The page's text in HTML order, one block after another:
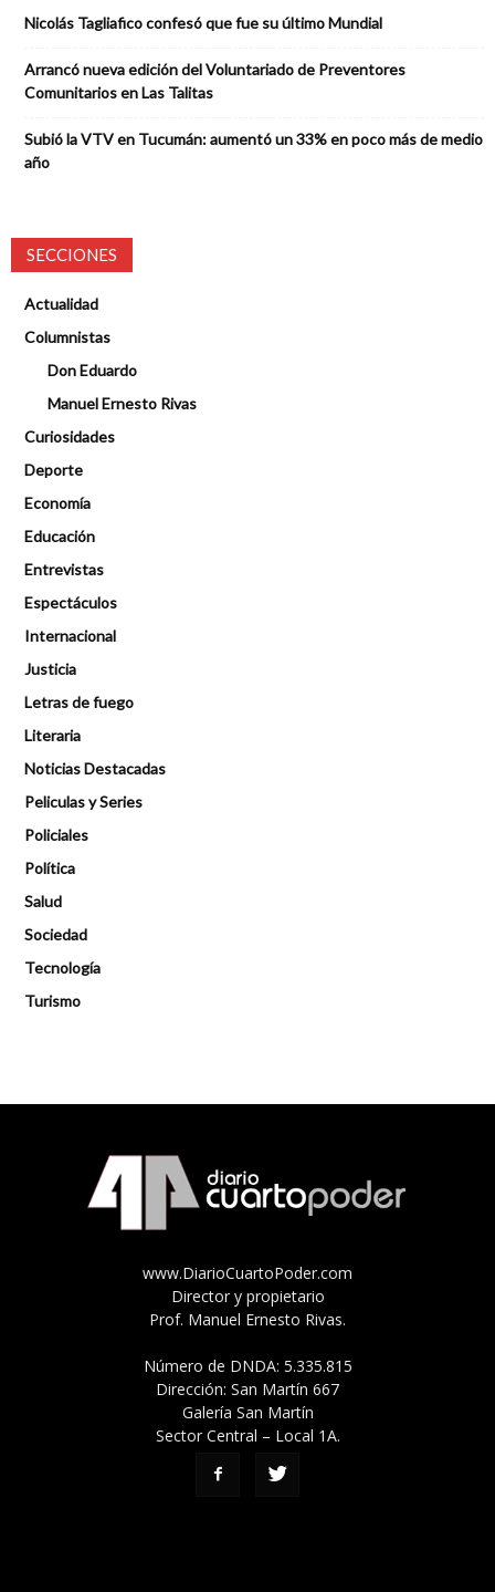
Nicolás Tagliafico confesó que fue su último Mundial
Arrancó nueva edición del Voluntariado de Preventores
Comunitarios en Las Talitas
Subió la VTV en Tucumán: aumentó un 33% en poco más de medio
año
SECCIONES
Actualidad
Columnistas
Don Eduardo
Manuel Ernesto Rivas
Curiosidades
Deporte
Economía
Educación
Entrevistas
Espectáculos
Internacional
Justicia
Letras de fuego
Literaria
Noticias Destacadas
Peliculas y Series
Policiales
Política
Salud
Sociedad
Tecnología
Turismo
www.DiarioCuartoPoder.com
Director y propietario
Prof. Manuel Ernesto Rivas.
Número de DNDA: 5.335.815
Dirección: San Martín 667
Galería San Martín
Sector Central – Local 1A.